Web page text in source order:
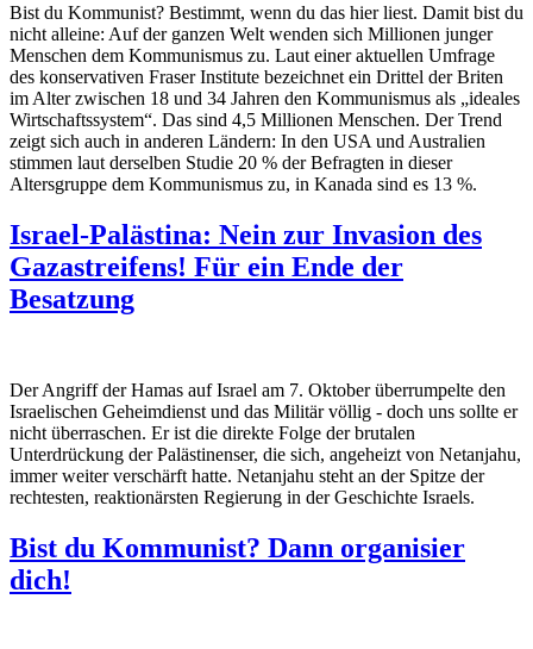
Bist du Kommunist? Bestimmt, wenn du das hier liest. Damit bist du
nicht alleine: Auf der ganzen Welt wenden sich Millionen junger
Menschen dem Kommunismus zu. Laut einer aktuellen Umfrage
des konservativen Fraser Institute bezeichnet ein Drittel der Briten
im Alter zwischen 18 und 34 Jahren den Kommunismus als „ideales
Wirtschaftssystem“. Das sind 4,5 Millionen Menschen. Der Trend
zeigt sich auch in anderen Ländern: In den USA und Australien
stimmen laut derselben Studie 20 % der Befragten in dieser
Altersgruppe dem Kommunismus zu, in Kanada sind es 13 %.
Israel-Palästina: Nein zur Invasion des
Gazastreifens! Für ein Ende der
Besatzung
Der Angriff der Hamas auf Israel am 7. Oktober überrumpelte den
Israelischen Geheimdienst und das Militär völlig - doch uns sollte er
nicht überraschen. Er ist die direkte Folge der brutalen
Unterdrückung der Palästinenser, die sich, angeheizt von Netanjahu,
immer weiter verschärft hatte. Netanjahu steht an der Spitze der
rechtesten, reaktionärsten Regierung in der Geschichte Israels.
Bist du Kommunist? Dann organisier
dich!